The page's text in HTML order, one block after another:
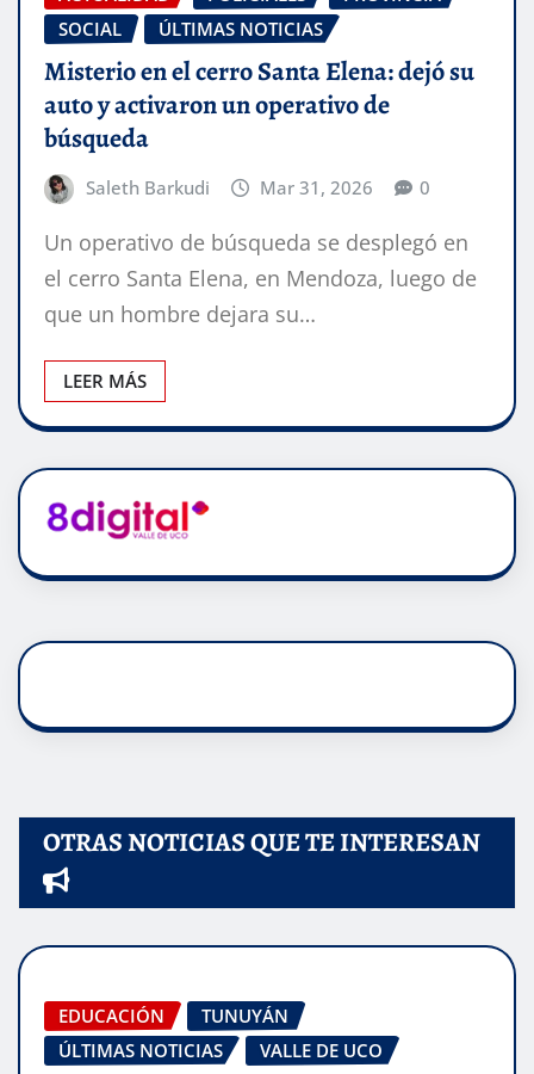
SOCIAL
ÚLTIMAS NOTICIAS
Misterio en el cerro Santa Elena: dejó su
auto y activaron un operativo de
búsqueda
Saleth Barkudi Mar 31, 2026 0
Un operativo de búsqueda se desplegó en
el cerro Santa Elena, en Mendoza, luego de
que un hombre dejara su…
LEER MÁS
OTRAS NOTICIAS QUE TE INTERESAN
EDUCACIÓN
TUNUYÁN
ÚLTIMAS NOTICIAS
VALLE DE UCO